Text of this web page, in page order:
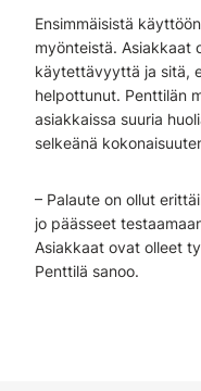
Ensimmäisistä
myönteistä. Asiakkaat
käytettävyyttä ja sitä,
helpottunut. Penttilän
asiakkaissa suuria
selkeänä
– Palaute on ollut
jo päässeet
Asiakkaat ovat olleet
Penttilä sanoo.